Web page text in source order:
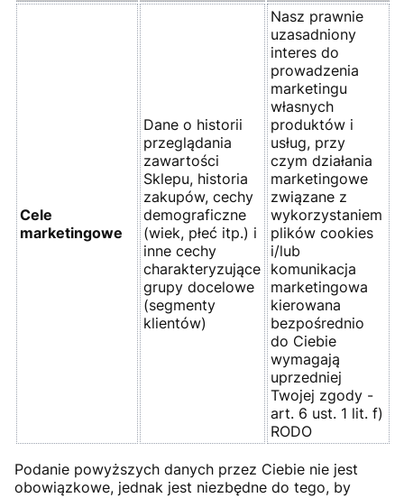
Cele
marketingowe
Dane o historii
przeglądania
zawartości
Sklepu, historia
zakupów, cechy
demograficzne
(wiek, płeć itp.) i
inne cechy
charakteryzujące
grupy docelowe
(segmenty
klientów)
Nasz prawnie
uzasadniony
interes do
prowadzenia
marketingu
własnych
produktów i
usług, przy
czym działania
marketingowe
związane z
wykorzystaniem
plików cookies
i/lub
komunikacja
marketingowa
kierowana
bezpośrednio
do Ciebie
wymagają
uprzedniej
Twojej zgody -
art. 6 ust. 1 lit. f)
RODO
Podanie powyższych danych przez Ciebie nie jest
obowiązkowe, jednak jest niezbędne do tego, by